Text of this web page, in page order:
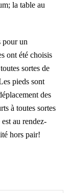
la table au
pour un
ont été choisis
sortes de
pieds sont
des
à toutes sortes
au rendez-
hors pair!